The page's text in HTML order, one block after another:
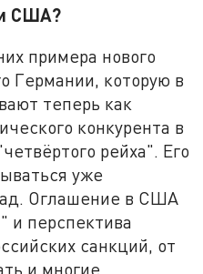
США?
примера нового
Германии, которую в
теперь как
конкурента в
рейха". Его
уже
Оглашение в США
и перспектива
санкций, от
и многие